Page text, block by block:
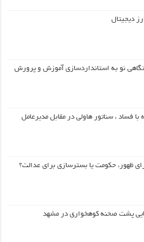
دیجیتال
نگاهی نو به استانداردسازی آموزش و پرورش
با فساد ، سناتور هاولی در مقابل مدیرعامل
ظهور، حکومت یا بسترسازی برای عدالت؟
پشت صحنه کوهخواری در مشهد